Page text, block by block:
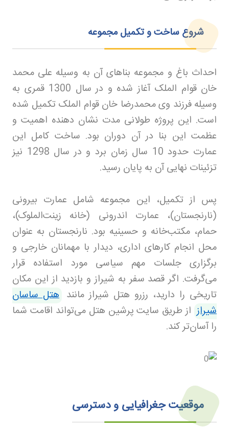
شروع ساخت و تکمیل مجموعه
احداث باغ و مجموعه بناهای آن به وسیله علی محمد
خان قوام الملک آغاز شده و در سال 1300 قمری به
وسیله فرزند وی محمدرضا خان قوام الملک تکمیل شده
است. این پروژه طولانی مدت نشان دهنده اهمیت و
عظمت این بنا در آن دوران بود. ساخت کامل این
عمارت حدود 10 سال زمان برد و در سال 1298 نیز
تزئینات نهایی آن به پایان رسید.
پس از تکمیل، این مجموعه شامل عمارت بیرونی
(نارنجستان)، عمارت اندرونی (خانه زینت‌الملوک)،
حمام، مکتب‌خانه و حسینیه بود. نارنجستان به عنوان
محل انجام کارهای اداری، دیدار با مهمانان خارجی و
برگزاری جلسات مهم سیاسی مورد استفاده قرار
می‌گرفت. اگر قصد سفر به شیراز و بازدید از این مکان
تاریخی را دارید، رزرو هتل شیراز مانند هتل ساسان
شیراز از طریق سایت پرشین هتل می‌تواند اقامت شما
را آسان‌تر کند.
موقعیت جغرافیایی و دسترسی